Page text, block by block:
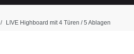
LIVE Highboard mit 4 Türen / 5 Ablagen